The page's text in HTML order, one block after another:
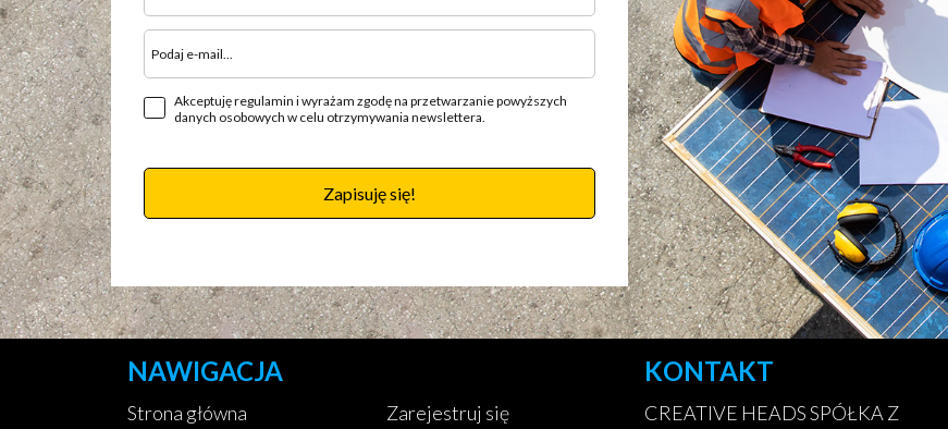
Akceptuję regulamin i wyrażam zgodę na przetwarzanie powyższych
danych osobowych w celu otrzymywania newslettera.
Zapisuję się!
NAWIGACJA
Strona główna
Zarejestruj się
KONTAKT
CREATIVE HEADS SPÓŁKA Z